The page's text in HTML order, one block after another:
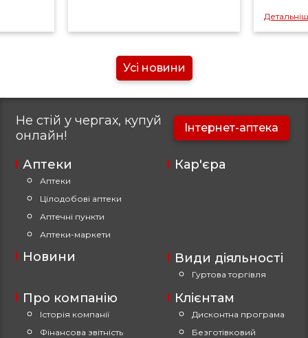
Усі новини
Не стій у чергах, купуй
онлайн!
Інтернет-аптека
Аптеки
Аптеки
Цілодобові аптеки
Аптечні пункти
Аптеки-маркети
Про компанію
Історія компанії
Фінансова звітність
Види діяльності
Гуртова торгівля
Новини
Клієнтам
Дисконтна програма
Безготівковий
Кар'єра